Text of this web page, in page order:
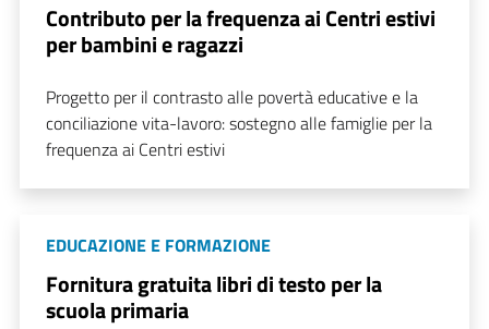
Contributo per la frequenza ai Centri estivi
per bambini e ragazzi
Progetto per il contrasto alle povertà educative e la
conciliazione vita-lavoro: sostegno alle famiglie per la
frequenza ai Centri estivi
EDUCAZIONE E FORMAZIONE
Fornitura gratuita libri di testo per la
scuola primaria